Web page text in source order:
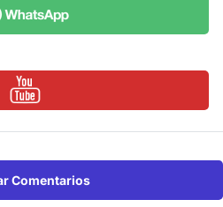
Comentarios